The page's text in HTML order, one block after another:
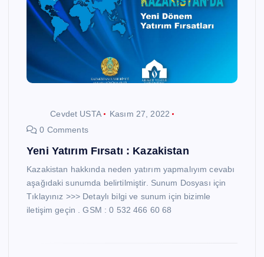
Cevdet USTA
Kasım 27, 2022
0 Comments
Yeni Yatırım Fırsatı : Kazakistan
Kazakistan hakkında neden yatırım yapmalıyım cevabı
aşağıdaki sunumda belirtilmiştir. Sunum Dosyası için
Tıklayınız >>> Detaylı bilgi ve sunum için bizimle
iletişim geçin . GSM : 0 532 466 60 68